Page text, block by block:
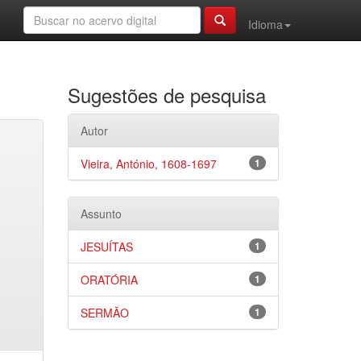
Idioma
Sugestões de pesquisa
Autor
1
Vieira, António, 1608-1697
Assunto
1
JESUÍTAS
1
ORATÓRIA
1
SERMÃO